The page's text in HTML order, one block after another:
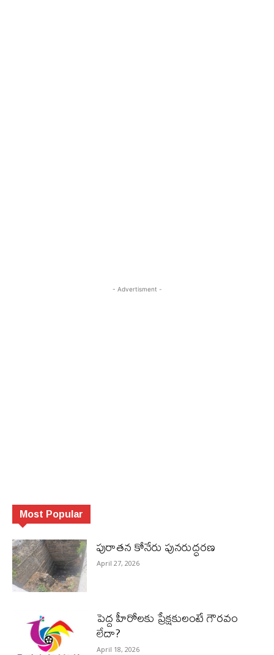
- Advertisment -
Most Popular
పురాత‌న కోనేరు పున‌రుద్ధ‌ర‌ణ
April 27, 2026
పెద్ద హీరోల‌కు ప్రేక్ష‌కులంటే గౌర‌వం
లేదా?
April 18, 2026